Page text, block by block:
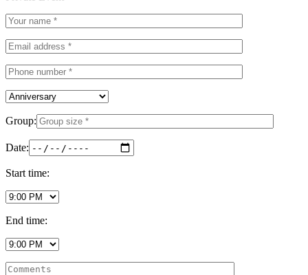
Group:
Date:
Start time:
End time: